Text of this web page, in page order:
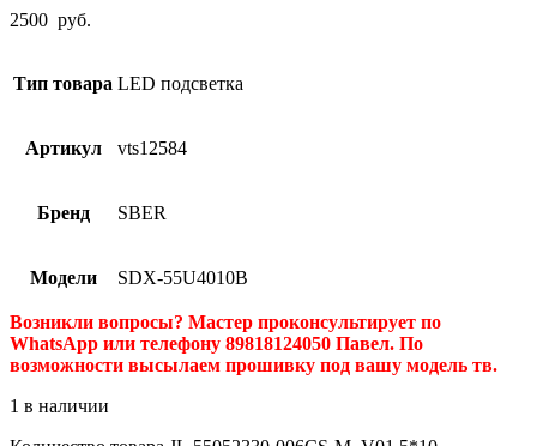
2500 руб.
Тип товара LED подсветка
Артикул vts12584
Бренд SBER
Модели SDX-55U4010B
Возникли вопросы? Мастер проконсультирует по
WhatsApp или телефону 89818124050 Павел. По
возможности высылаем прошивку под вашу модель тв.
1 в наличии